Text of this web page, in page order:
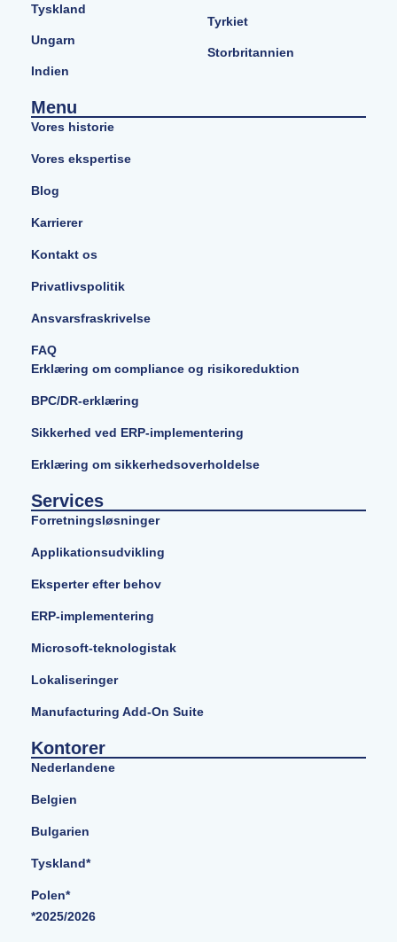
Tyskland
Ungarn
Indien
Tyrkiet
Storbritannien
Menu
Vores historie
Vores ekspertise
Blog
Karrierer
Kontakt os
Privatlivspolitik
Ansvarsfraskrivelse
FAQ
Erklæring om compliance og risikoreduktion
BPC/DR-erklæring
Sikkerhed ved ERP-implementering
Erklæring om sikkerhedsoverholdelse
Services
Forretningsløsninger
Applikationsudvikling
Eksperter efter behov
ERP-implementering
Microsoft-teknologistak
Lokaliseringer
Manufacturing Add-On Suite
Kontorer
Nederlandene
Belgien
Bulgarien
Tyskland*
Polen*
*2025/2026